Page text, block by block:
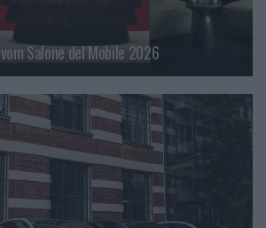
Salone del Mobile 2026